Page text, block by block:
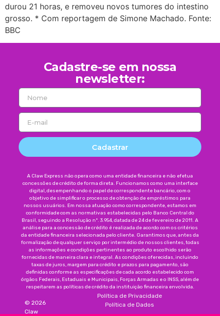
durou 21 horas, e removeu novos tumores do intestino
grosso. * Com reportagem de Simone Machado. Fonte:
BBC
Cadastre-se em nossa
newsletter:
Cadastrar
A Claw Express não opera como uma entidade financeira e não efetua
concessões de crédito de forma direta. Funcionamos como uma interface
digital, desempenhando o papel de correspondente bancário, com o
objetivo de simplificar o processo de obtenção de empréstimos para
nossos usuários. Em nossa atuação como correspondente, estamos em
conformidade com as normativas estabelecidas pelo Banco Central do
Brasil, seguindo a Resolução nº. 3.954, datada de 24 de fevereiro de 2011. A
análise para a concessão de crédito é realizada de acordo com os critérios
da entidade financeira selecionada pelo cliente. Garantimos que, antes da
formalização de qualquer serviço por intermédio de nossos clientes, todas
as informações e condições pertinentes ao produto escolhido serão
fornecidas de maneira clara e integral. As condições oferecidas, incluindo
taxas de juros, margem para crédito e prazos para pagamento, são
definidas conforme as especificações de cada acordo estabelecido com
órgãos Federais, Estaduais e Municipais, Forças Armadas e o INSS, além de
respeitarem as políticas de crédito da instituição financeira envolvida.
© 2026
Claw
Política de Privacidade
Política de Dados